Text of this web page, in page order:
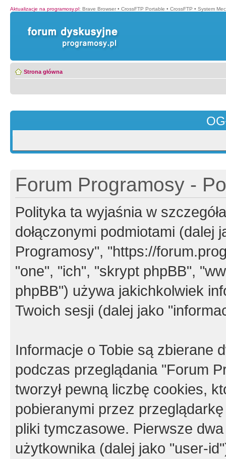
Aktualizacje na programosy.pl: Brave Browser • CrossFTP Portable • CrossFTP • System
Strona główna
Forum Programosy -
Polityka ta wyjaśnia w
dołączonymi podmiotami (dalej
Programosy", "https://
"one", "ich", "skrypt phpBB",
phpBB") używa jakichkolwiek
Twoich sesji (dalej jako
Informacje o Tobie są zbierane
podczas przeglądania "Forum
tworzył pewną liczbę cookies,
pobieranymi przez
pliki tymczasowe. Pierwsze
użytkownika (dalej jako "user-